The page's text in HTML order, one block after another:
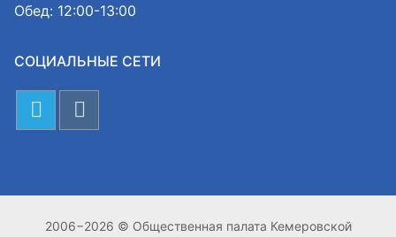
Обед: 12:00-13:00
СОЦИАЛЬНЫЕ СЕТИ
2006−2026 © Общественная палата Кемеровской